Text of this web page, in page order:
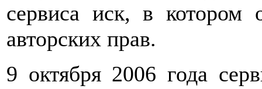
сервиса иск, в котором
авторских прав.
9 октября 2006 года